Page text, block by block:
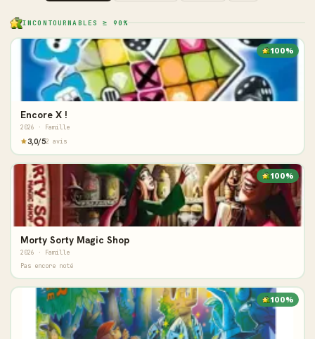
INCONTOURNABLES ≥ 90%
100%
Encore X !
2026 · Famille
3,0/52 avis
100%
Morty Sorty Magic Shop
2026 · Famille
Pas encore noté
100%